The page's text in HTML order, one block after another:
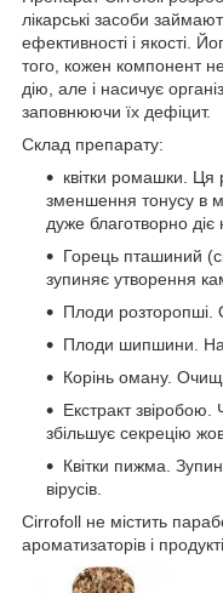
лікарські засоби
ефективності і якості.
того, кожен компонент
дію, але і насичує
заповнюючи їх дефіцит.
Склад препарату:
квітки ромашки. Ця
зменшення тонусу в
дуже благотворно діє
Горець пташиний
зупиняє утворення
Плоди розторопші.
Плоди шипшини.
Корінь оману.
Екстракт звіробою.
збільшує секрецію
Квітки пижма.
вірусів.
Cirrofoll не містить
ароматизаторів і